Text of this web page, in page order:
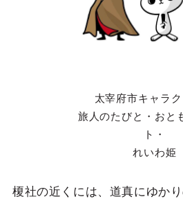
太宰府市キャラ
旅人のたびと・おと
ト・
れいわ姫
榎社の近くには、道真にゆか